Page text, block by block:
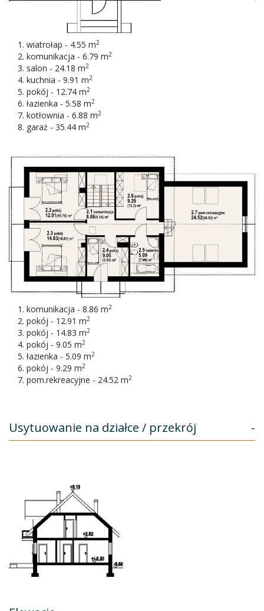
wiatrołap - 4.55 m2
komunikacja - 6.79 m2
salon - 24.18 m2
kuchnia - 9.91 m2
pokój - 12.74 m2
łazienka - 5.58 m2
kotłownia - 6.88 m2
garaż - 35.44 m2
komunikacja - 8.86 m2
pokój - 12.91 m2
pokój - 14.83 m2
pokój - 9.05 m2
łazienka - 5.09 m2
pokój - 9.29 m2
pom.rekreacyjne - 24.52 m2
Usytuowanie na działce / przekrój -